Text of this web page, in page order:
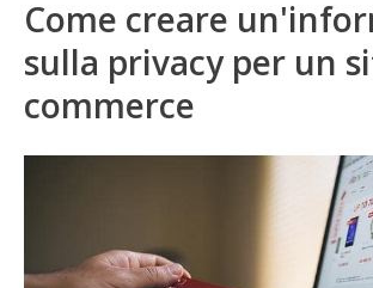
Come creare
sulla privacy per un
commerce